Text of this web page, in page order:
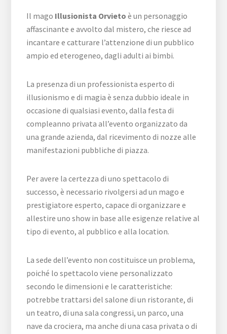
Il mago Illusionista Orvieto è un personaggio
affascinante e avvolto dal mistero, che riesce ad
incantare e catturare l’attenzione di un pubblico
ampio ed eterogeneo, dagli adulti ai bimbi.
La presenza di un professionista esperto di
illusionismo e di magia è senza dubbio ideale in
occasione di qualsiasi evento, dalla festa di
compleanno privata all’evento organizzato da
una grande azienda, dal ricevimento di nozze alle
manifestazioni pubbliche di piazza.
Per avere la certezza di uno spettacolo di
successo, è necessario rivolgersi ad un mago e
prestigiatore esperto, capace di organizzare e
allestire uno show in base alle esigenze relative al
tipo di evento, al pubblico e alla location.
La sede dell’evento non costituisce un problema,
poiché lo spettacolo viene personalizzato
secondo le dimensioni e le caratteristiche:
potrebbe trattarsi del salone di un ristorante, di
un teatro, di una sala congressi, un parco, una
nave da crociera, ma anche di una casa privata o di